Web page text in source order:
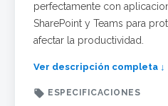
perfectamente con
SharePoint y Teams para
afectar la productividad.
Ver descripción completa ↓
 ESPECIFICACIONES